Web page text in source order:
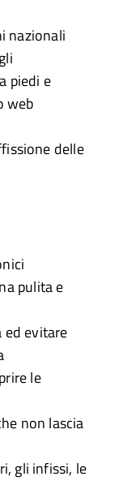
nazionali
piedi e
web
delle
pulita e
ed evitare
le
non lascia
gli infissi, le